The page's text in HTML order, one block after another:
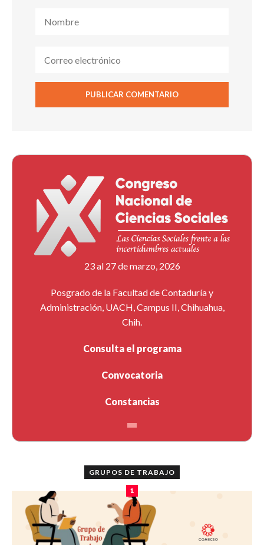
23 al 27 de marzo, 2026
Posgrado de la Facultad de Contaduría y
Administración, UACH, Campus II, Chihuahua,
Chih.
Consulta el programa
Convocatoria
Constancias
GRUPOS DE TRABAJO
1